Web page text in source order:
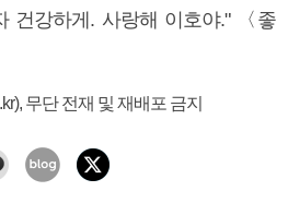
건강하게. 사랑해 이호야." 〈좋
무단 전재 및 재배포 금지